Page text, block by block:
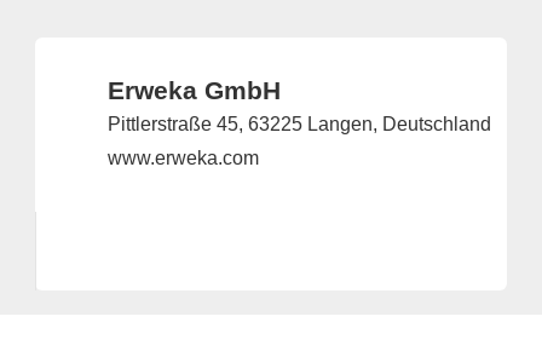
Erweka GmbH
Pittlerstraße 45, 63225 Langen, Deutschland
www.erweka.com